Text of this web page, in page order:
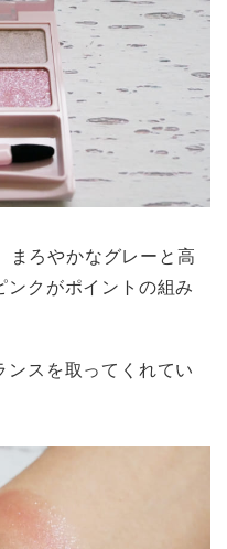
まろやかなグレーと高
クがポイントの組み
スを取ってくれてい